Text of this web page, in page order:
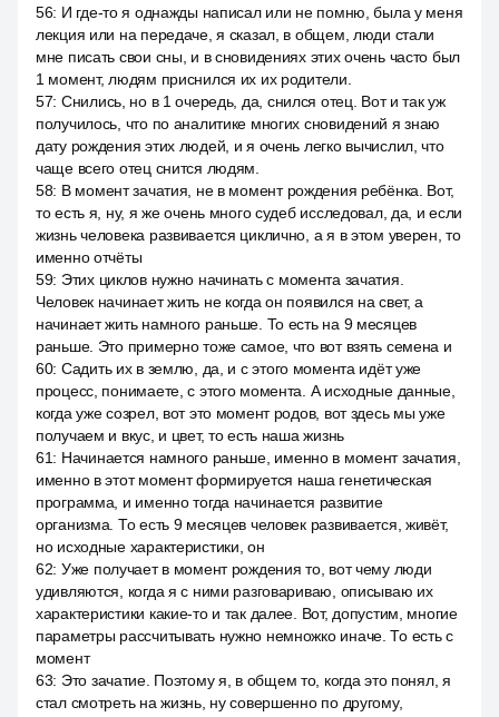
56: И где-то я однажды написал или не помню, была у меня
лекция или на передаче, я сказал, в общем, люди стали
мне писать свои сны, и в сновидениях этих очень часто был
1 момент, людям приснился их их родители.
57: Снились, но в 1 очередь, да, снился отец. Вот и так уж
получилось, что по аналитике многих сновидений я знаю
дату рождения этих людей, и я очень легко вычислил, что
чаще всего отец снится людям.
58: В момент зачатия, не в момент рождения ребёнка. Вот,
то есть я, ну, я же очень много судеб исследовал, да, и если
жизнь человека развивается циклично, а я в этом уверен, то
именно отчёты
59: Этих циклов нужно начинать с момента зачатия.
Человек начинает жить не когда он появился на свет, а
начинает жить намного раньше. То есть на 9 месяцев
раньше. Это примерно тоже самое, что вот взять семена и
60: Садить их в землю, да, и с этого момента идёт уже
процесс, понимаете, с этого момента. А исходные данные,
когда уже созрел, вот это момент родов, вот здесь мы уже
получаем и вкус, и цвет, то есть наша жизнь
61: Начинается намного раньше, именно в момент зачатия,
именно в этот момент формируется наша генетическая
программа, и именно тогда начинается развитие
организма. То есть 9 месяцев человек развивается, живёт,
но исходные характеристики, он
62: Уже получает в момент рождения то, вот чему люди
удивляются, когда я с ними разговариваю, описываю их
характеристики какие-то и так далее. Вот, допустим, многие
параметры рассчитывать нужно немножко иначе. То есть с
момент
63: Это зачатие. Поэтому я, в общем то, когда это понял, я
стал смотреть на жизнь, ну совершенно по другому,